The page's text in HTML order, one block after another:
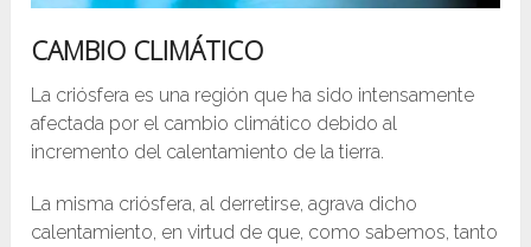
CAMBIO CLIMÁTICO
La criósfera es una región que ha sido intensamente
afectada por el cambio climático debido al
incremento del calentamiento de la tierra.
La misma criósfera, al derretirse, agrava dicho
calentamiento, en virtud de que, como sabemos, tanto